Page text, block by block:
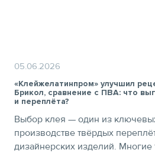
05.06.2026
«Клейжелатинпром» улучшил
Брикол, сравнение с ПВА: что
и переплёта?
Выбор клея — один из
производстве твёрдых
дизайнерских изделий.